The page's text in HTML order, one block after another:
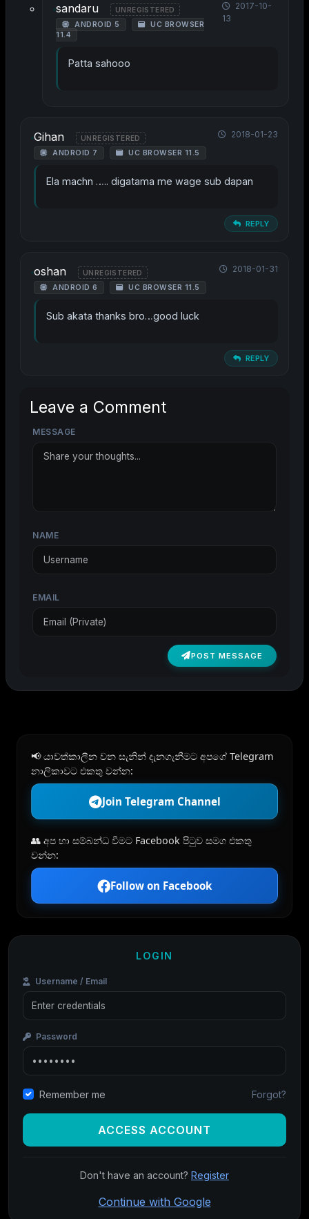
sandaru UNREGISTERED
ANDROID 5
UC BROWSER
11.4
2017-10-
13
Patta sahooo
Gihan UNREGISTERED
ANDROID 7 UC BROWSER 11.5
2018-01-23
Ela machn ….. digatama me wage sub dapan
REPLY
oshan UNREGISTERED
ANDROID 6 UC BROWSER 11.5
2018-01-31
Sub akata thanks bro…good luck
REPLY
Leave a Comment
MESSAGE
NAME
EMAIL
POST MESSAGE
📢 යාවත්කාලීන වන සැනින් දැනගැනීමට අපගේ Telegram
නාලිකාවට එකතු වන්න:
Join Telegram Channel
👥 අප හා සම්බන්ධ වීමට Facebook පිටුව සමග එකතු
වන්න:
Follow on Facebook
LOGIN
Username / Email
Password
Remember me Forgot?
ACCESS ACCOUNT
Don't have an account? Register
Continue with Google